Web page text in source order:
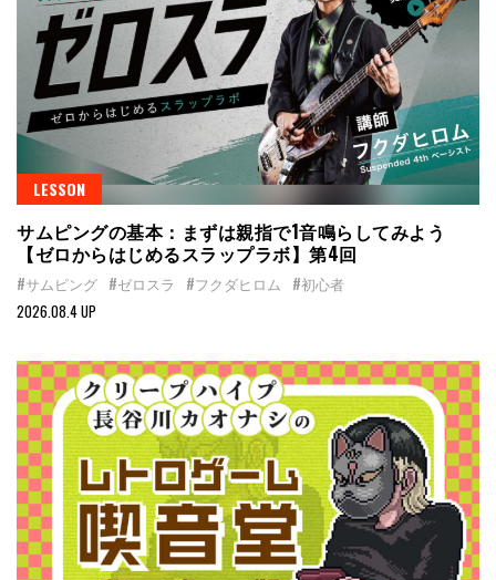
LESSON
サムピングの基本：まずは親指で1音鳴らしてみよう
【ゼロからはじめるスラップラボ】第4回
#サムピング #ゼロスラ #フクダヒロム
#初心者
2026.08.4 UP